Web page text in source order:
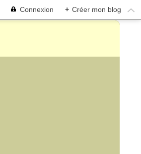
Connexion + Créer mon blog